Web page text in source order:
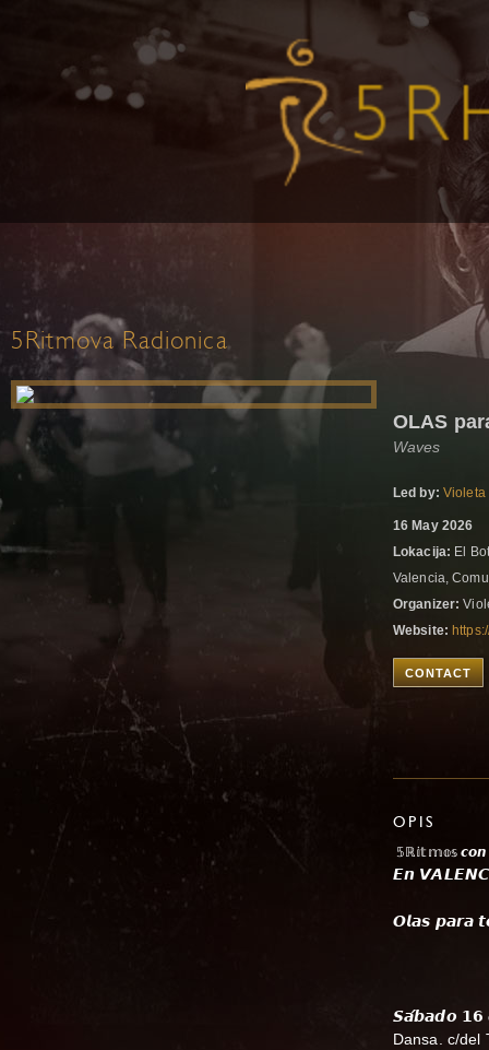
5Ritmova Radionica
OLAS
Waves
Led by: Violeta
16 May 2026
Lokacija: El
Valencia,
Organizer:
Website:
CONTACT
OPIS
𝟝ℝ𝕚𝕥𝕞𝕠𝕤 𝙘𝙤𝙣
𝙀𝙣
𝙊𝙡𝙖𝙨 𝙥𝙖𝙧𝙖
𝙎𝙖́𝙗𝙖𝙙𝙤 𝟭𝟲
Dansa. c/del